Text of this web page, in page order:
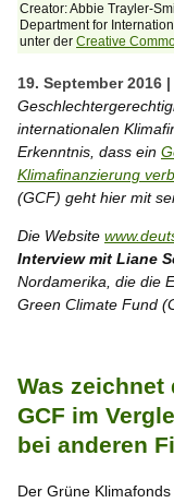
Creator: Abbie Trayler-
Department for
unter der Creative
19. September 2016 |
internationalen
Erkenntnis, dass ein
Klimafinanzierung
(GCF) geht hier mit
Die Website
Interview mit Liane
Nordamerika, die die
Green Climate Fund
Was zeichnet
GCF im
bei anderen
Der Grüne